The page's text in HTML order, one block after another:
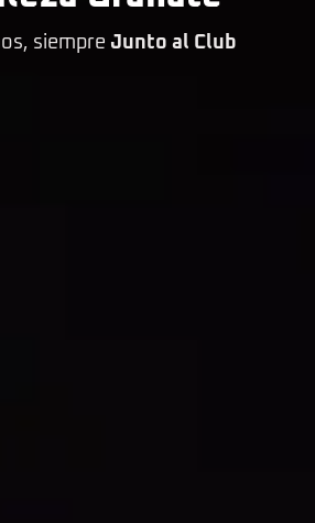
siempre Junto al Club